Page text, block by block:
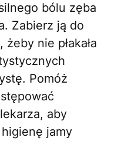
bólu zęba
Zabierz ją do
nie płakała
Pomóż
aby
jamy